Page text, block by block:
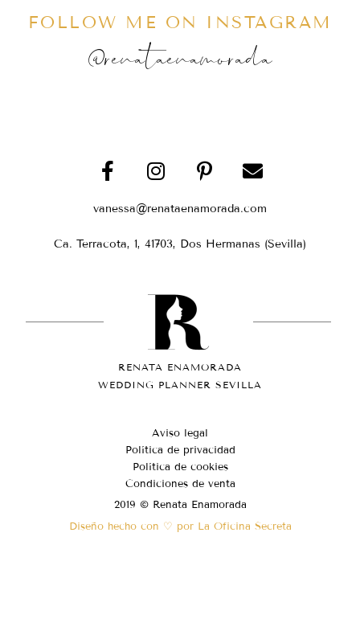
FOLLOW ME ON INSTAGRAM
@renataenamorada
vanessa@renataenamorada.com
Ca. Terracota, 1, 41703, Dos Hermanas (Sevilla)
RENATA ENAMORADA
WEDDING PLANNER SEVILLA
Aviso legal
Política de privacidad
Política de cookies
Condiciones de venta
2019 © Renata Enamorada
Diseño hecho con ♡ por La Oficina Secreta